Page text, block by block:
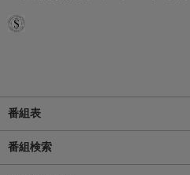
番組表
番組検索